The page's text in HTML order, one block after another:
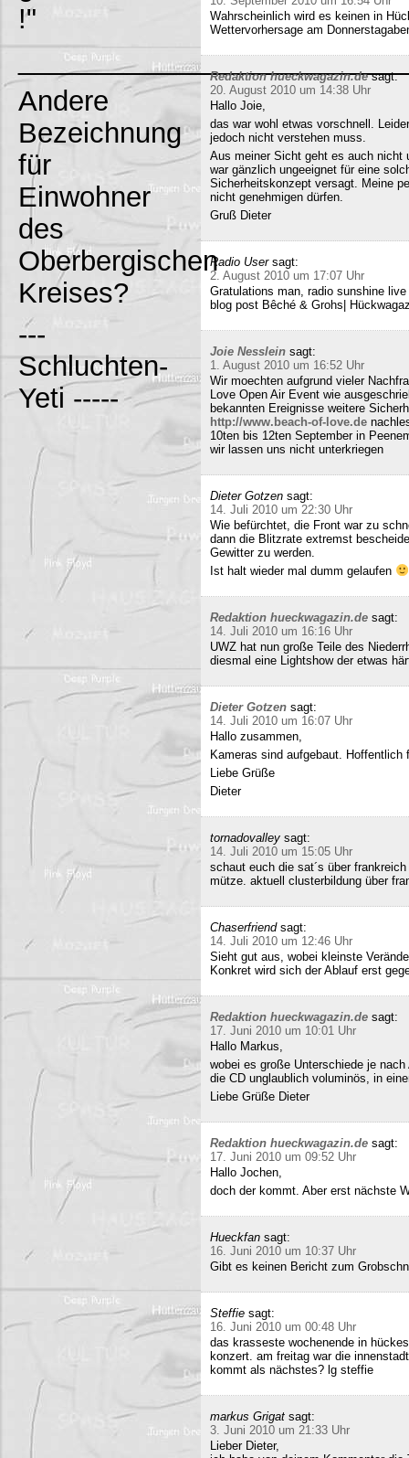
!"
Andere
Bezeichnung
für
Einwohner
des
Oberbergischen
Kreises?
---
Schluchten-
Yeti -----
Wahrscheinlich wird es keinen in
Wettervorhersage am
Redaktion hueckwagazin.de sagt:
20. August 2010 um 14:38 Uhr
Hallo Joie,
das war wohl etwas vorschnell.
jedoch nicht verstehen muss.
Aus meiner Sicht geht es auch nicht
war gänzlich ungeeignet für eine
Sicherheitskonzept versagt. Meine
nicht genehmigen dürfen.
Gruß Dieter
Radio User sagt:
2. August 2010 um 17:07 Uhr
Gratulations man, radio sunshine
blog post Bêché & Grohs|
Joie Nesslein sagt:
1. August 2010 um 16:52 Uhr
Wir moechten aufgrund vieler
Love Open Air Event wie
bekannten Ereignisse weitere
http://www.beach-of-love.de
10ten bis 12ten September in
wir lassen uns nicht unterkriegen
Dieter Gotzen sagt:
14. Juli 2010 um 22:30 Uhr
Wie befürchtet, die Front war zu
dann die Blitzrate extremst
Gewitter zu werden.
Ist halt wieder mal dumm gelaufen
Redaktion hueckwagazin.de sagt:
14. Juli 2010 um 16:16 Uhr
UWZ hat nun große Teile des
diesmal eine Lightshow der etwas
Dieter Gotzen sagt:
14. Juli 2010 um 16:07 Uhr
Hallo zusammen,
Kameras sind aufgebaut.
Liebe Grüße
Dieter
tornadovalley sagt:
14. Juli 2010 um 15:05 Uhr
schaut euch die sat´s über
mütze. aktuell clusterbildung über
Chaserfriend sagt:
14. Juli 2010 um 12:46 Uhr
Sieht gut aus, wobei kleinste
Konkret wird sich der Ablauf erst
Redaktion hueckwagazin.de sagt:
17. Juni 2010 um 10:01 Uhr
Hallo Markus,
wobei es große Unterschiede je
die CD unglaublich voluminös, in
Liebe Grüße Dieter
Redaktion hueckwagazin.de sagt:
17. Juni 2010 um 09:52 Uhr
Hallo Jochen,
doch der kommt. Aber erst nächste
Hueckfan sagt:
16. Juni 2010 um 10:37 Uhr
Gibt es keinen Bericht zum
Steffie sagt:
16. Juni 2010 um 00:48 Uhr
das krasseste wochenende in
konzert. am freitag war die
kommt als nächstes? lg steffie
markus Grigat sagt:
3. Juni 2010 um 21:33 Uhr
Lieber Dieter,